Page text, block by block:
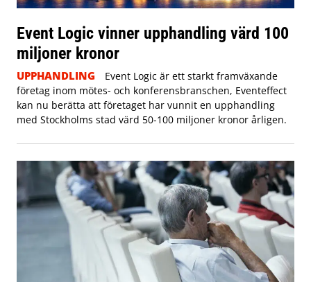
Event Logic vinner upphandling värd 100
miljoner kronor
UPPHANDLING
Event Logic är ett starkt framväxande
företag inom mötes- och konferensbranschen, Eventeffect
kan nu berätta att företaget har vunnit en upphandling
med Stockholms stad värd 50-100 miljoner kronor årligen.